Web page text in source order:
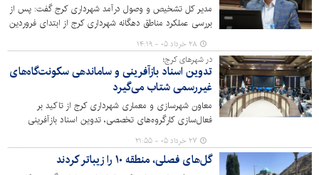
مدیر کل تشخیص و وصول درآمد شهرداری کرج گفت: پس از
بررسی عملکرد مناطق دهگانه شهرداری کرج از ابتدای فروردین
بودجه مصوب سال ۱۴۰۵، مناطق برتر در این زمینه معرفی
شدند.
۲۸ خرداد ۰۵ - ۱۴:۱۹
در شهرهای کرج؛
تدوین اسناد بازآفرینی و ساماندهی سکونت‌گاه‌های
غیررسمی شتاب می‌گیرد
معاون شهرسازی و معماری شهرداری کرج از تاکید بر
فعال‌سازی کارگروه‌های تخصصی، تدوین اسناد بازآفرینی
محلات ناکارآمد و پیگیری برنامه‌های ساماندهی سکونتگاه‌های
غیررسمی در بیست‌وششمین جلسه ستاد بازآفرینی پایدار
شهرستان کرج خبر داد.
۲۷ خرداد ۰۵ - ۲۱:۵۵
گل‌های فصلی، منطقه ۱۰ را زیباتر کردند